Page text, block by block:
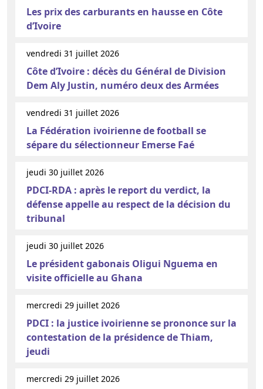
Les prix des carburants en hausse en Côte
d’Ivoire
vendredi 31 juillet 2026
Côte d’Ivoire : décès du Général de Division
Dem Aly Justin, numéro deux des Armées
vendredi 31 juillet 2026
La Fédération ivoirienne de football se
sépare du sélectionneur Emerse Faé
jeudi 30 juillet 2026
PDCI-RDA : après le report du verdict, la
défense appelle au respect de la décision du
tribunal
jeudi 30 juillet 2026
Le président gabonais Oligui Nguema en
visite officielle au Ghana
mercredi 29 juillet 2026
PDCI : la justice ivoirienne se prononce sur la
contestation de la présidence de Thiam,
jeudi
mercredi 29 juillet 2026